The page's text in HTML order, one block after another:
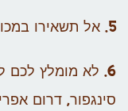
5. אל תשאירו במכונית בשעות הלילה, חפצים יקרים או תרופות שחיוניות למצבכם הבריאותי.
6. לא מומלץ לכם
סינגפור, דרום